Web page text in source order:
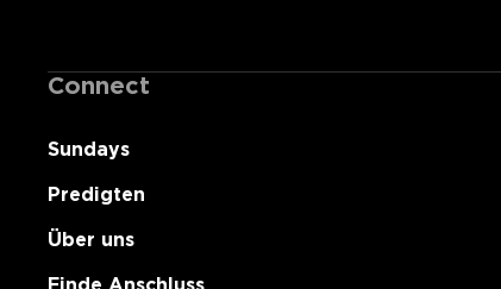
Connect
Sundays
Predigten
Über uns